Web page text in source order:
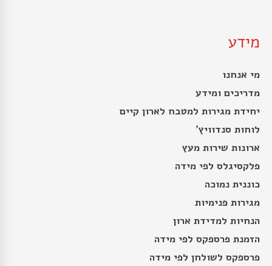
מידע
מי אנחנו
מדריכים ומידע
יחידת מגירות למטבח לארון קיים
לוחות סנדוויץ’
ארונות שירות מעץ
פלקסיגלס לפי מידה
כוננית נמוכה
מגירות פנימיות
הנחיות למדידת ארון
הזמנת פרספקס לפי מידה
פרספקס לשולחן לפי מידה